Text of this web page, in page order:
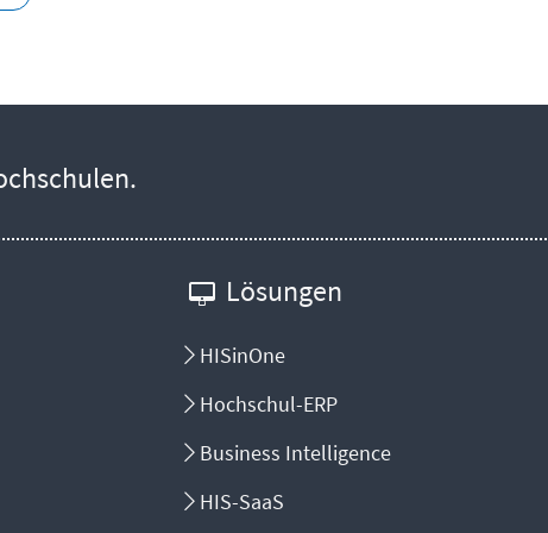
Lösungen
HISinOne
Hochschul-ERP
Business Intelligence
HIS-SaaS